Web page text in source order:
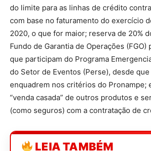
do limite para as linhas de crédito
com base no faturamento do exercício
2020, o que for maior; reserva de 20%
Fundo de Garantia de Operações (FGO)
que participam do Programa
do Setor de Eventos (Perse), desde
enquadrem nos critérios do Pronampe;
“venda casada” de outros produtos e
(como seguros) com a contratação de
LEIA TAMBÉM